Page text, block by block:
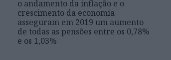
o andamento da inflação e o
crescimento da economia
asseguram em 2019 um aumento
de todas as pensões entre os 0,78%
e os 1,03%